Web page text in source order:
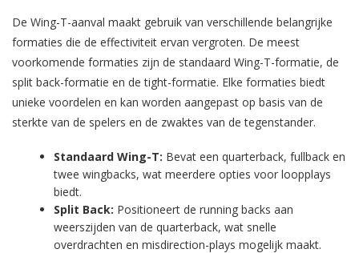
De Wing-T-aanval maakt gebruik van verschillende belangrijke
formaties die de effectiviteit ervan vergroten. De meest
voorkomende formaties zijn de standaard Wing-T-formatie, de
split back-formatie en de tight-formatie. Elke formaties biedt
unieke voordelen en kan worden aangepast op basis van de
sterkte van de spelers en de zwaktes van de tegenstander.
Standaard Wing-T: Bevat een quarterback, fullback en
twee wingbacks, wat meerdere opties voor loopplays
biedt.
Split Back: Positioneert de running backs aan
weerszijden van de quarterback, wat snelle
overdrachten en misdirection-plays mogelijk maakt.